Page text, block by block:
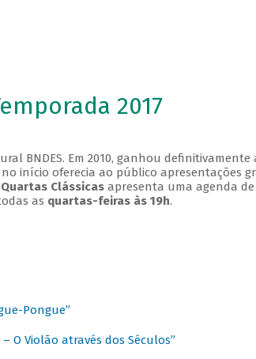
2017
BNDES. Em 2010, ganhou definitivamente
início oferecia ao público apresentações
Quartas Clássicasapresenta uma agenda
as quartas-feiras às 19h.
Pongue”
O Violão através dos Séculos”